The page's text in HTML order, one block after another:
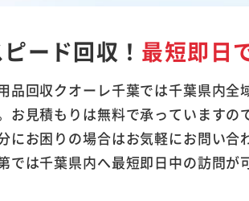
ード回収！ 最短即日
品回収クオーレ千葉では千葉県内全
お見積もりは無料で承っていますの
にお困りの場合はお気軽にお問い合
では千葉県内へ最短即日中の訪問が